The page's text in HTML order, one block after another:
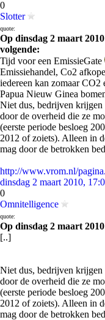
0
Slotter
quote:
Op dinsdag 2 maart
volgende:
Tijd voor een EmissieGate
Emissiehandel, Co2
iedereen kan zomaar CO2
Papua Nieuw Ginea
Niet dus, bedrijven krijgen
door de overheid die ze
(eerste periode besloeg
2012 of zoiets). Alleen in
mag door de betrokken
http://www.vrom.nl/
dinsdag 2 maart 2010,
0
Omnitelligence
quote:
Op dinsdag 2 maart
[..]
Niet dus, bedrijven krijgen
door de overheid die ze
(eerste periode besloeg
2012 of zoiets). Alleen in
mag door de betrokken